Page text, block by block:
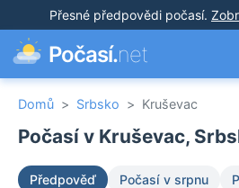
Přesné předpovědi počasí.
Počasí.net
Domů > Srbsko > Kruševac
Počasí v Kruševac,
Předpověď Počasí v srpnu